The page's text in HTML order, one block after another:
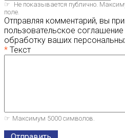
Не показывается публично.
поле.
Отправляя комментарий, вы
пользовательское
обработку ваших
Текст
Максимум 5000 символов.